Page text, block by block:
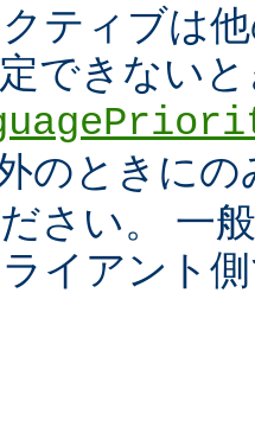
ティブは
できない
のときに
さい。 一
イアント